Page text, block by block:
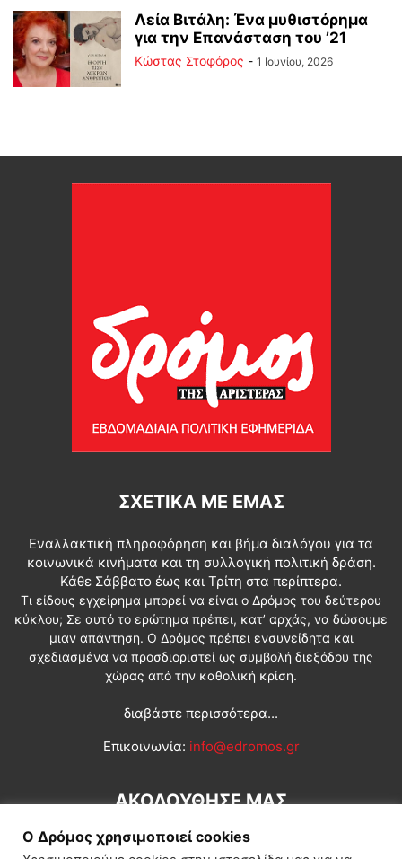
Λεία Βιτάλη: Ένα μυθιστόρημα
για την Επανάσταση του ’21
Κώστας Στοφόρος - 1 Ιουνίου, 2026
ΣΧΕΤΙΚΆ ΜΕ ΕΜΆΣ
Εναλλακτική πληροφόρηση και βήμα διαλόγου για τα
κοινωνικά κινήματα και τη συλλογική πολιτική δράση.
Κάθε Σάββατο έως και Τρίτη στα περίπτερα.
Τι είδους εγχείρημα μπορεί να είναι ο Δρόμος του δεύτερου
κύκλου; Σε αυτό το ερώτημα πρέπει, κατ’ αρχάς, να δώσουμε
μιαν απάντηση. Ο Δρόμος πρέπει ενσυνείδητα και
σχεδιασμένα να προσδιοριστεί ως συμβολή διεξόδου της
χώρας από την καθολική κρίση.
διαβάστε περισσότερα...
Επικοινωνία: info@edromos.gr
ΑΚΟΛΟΥΘΗΣΕ ΜΑΣ
Ο Δρόμος χρησιμοποιεί cookies